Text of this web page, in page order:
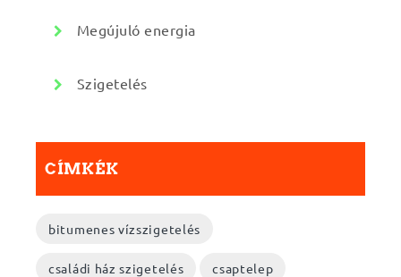
Megújuló energia
Szigetelés
CÍMKÉK
bitumenes vízszigetelés
családi ház szigetelés csaptelep